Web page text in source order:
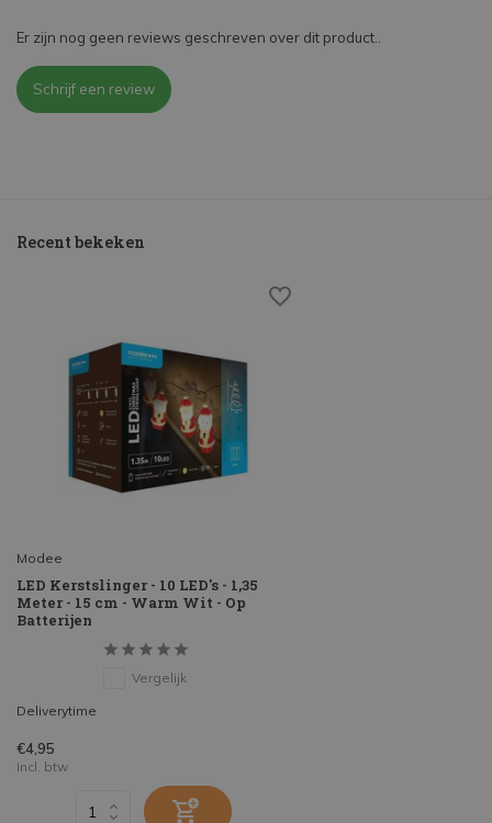
Er zijn nog geen reviews geschreven over dit product..
Schrijf een review
Recent bekeken
Modee
LED Kerstslinger - 10 LED's - 1,35
Meter - 15 cm - Warm Wit - Op
Batterijen
Vergelijk
Deliverytime
€4,95
Incl. btw